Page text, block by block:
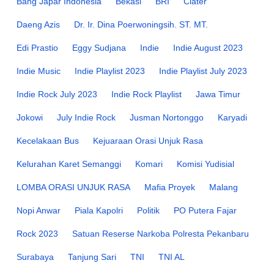
Daeng Azis Dr. Ir. Dina Poerwoningsih. ST. MT.
Edi Prastio Eggy Sudjana Indie Indie August 2023
Indie Music Indie Playlist 2023 Indie Playlist July 2023
Indie Rock July 2023 Indie Rock Playlist Jawa Timur
Jokowi July Indie Rock Jusman Nortonggo Karyadi
Kecelakaan Bus Kejuaraan Orasi Unjuk Rasa
Kelurahan Karet Semanggi Komari Komisi Yudisial
LOMBA ORASI UNJUK RASA Mafia Proyek Malang
Nopi Anwar Piala Kapolri Politik PO Putera Fajar
Rock 2023 Satuan Reserse Narkoba Polresta Pekanbaru
Surabaya Tanjung Sari TNI TNI AL